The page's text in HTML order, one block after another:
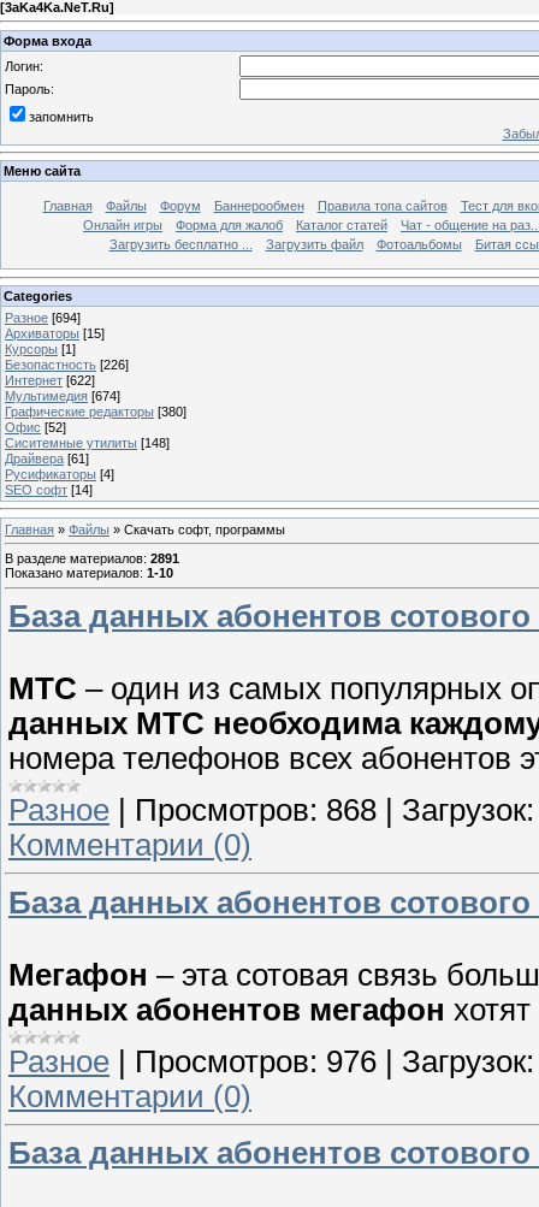
[3aKa4Ka.NeT.Ru]
Форма входа
Логин:
Пароль:
запомнить
Меню сайта
Главная Файлы Форум Баннерообмен Правила топа сайтов
Тест для
Онлайн игры
Форма для жалоб Каталог статей
Чат - общение на
Загрузить бесплатно ...
Загрузить файл Фотоальбомы Битая
Categories
Разное [694]
Архиваторы [15]
Курсоры [1]
Безопастность [226]
Интернет [622]
Мультимедия [674]
Графические редакторы [380]
Офис [52]
Сиситемные утилиты [148]
Драйвера [61]
Русификаторы [4]
SEO софт [14]
Главная » Файлы » Скачать софт, программы
В разделе материалов: 2891
Показано материалов: 1-10
База данных абонентов
МТС – один из самых популярных
данных МТС необходима
номера телефонов всех абонентов
Разное
Просмотров: 868
Загрузок:
Комментарии (0)
База данных абонентов
Мегафон – эта сотовая связь
данных абонентов мегафон
Разное | Просмотров: 976 | Загрузок:
Комментарии (0)
База данных абонентов